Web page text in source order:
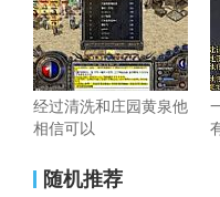
经过清洗和庄园黄泉他
相信可以
随机推荐